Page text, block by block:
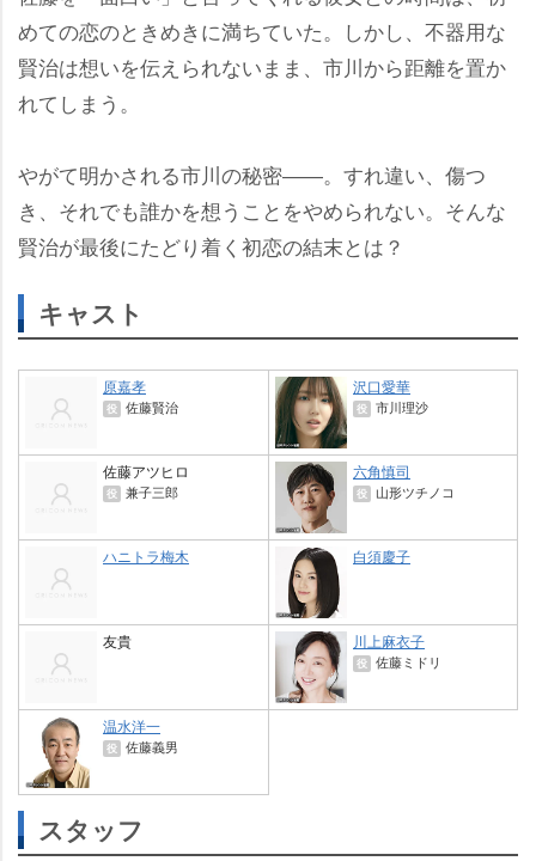
めての恋のときめきに満ちていた。しかし、不器用な
賢治は想いを伝えられないまま、市川から距離を置か
れてしまう。
がて明かされる市川の秘密――。すれ違い、傷つ
き、それでも誰かを想うことをやめられない。そんな
賢治が最後にたどり着く初恋の結末とは？
キャスト
原嘉孝
役 佐藤賢治
沢口愛華
役 市川理沙
佐藤アツヒロ
役 兼子三郎
六角慎司
役 山形ツチノコ
ハニトラ梅木 白須慶子
友貴 川上麻衣子
役 佐藤ミドリ
温水洋一
役 佐藤義男
スタッフ